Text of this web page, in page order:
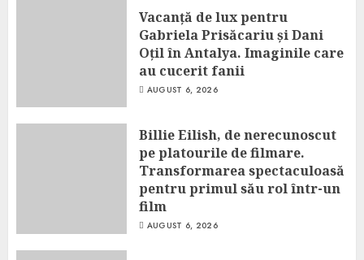
Vacanță de lux pentru
Gabriela Prisăcariu și Dani
Oțil în Antalya. Imaginile care
au cucerit fanii
AUGUST 6, 2026
Billie Eilish, de nerecunoscut
pe platourile de filmare.
Transformarea spectaculoasă
pentru primul său rol într-un
film
AUGUST 6, 2026